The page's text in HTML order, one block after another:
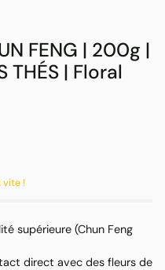
FENG | 200g |
THÉS | Floral
vite !
supérieure (Chun Feng
direct avec des fleurs de